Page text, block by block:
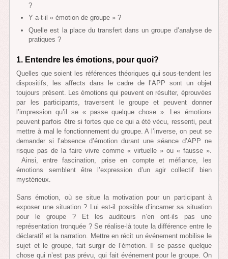
?
Y a-t-il « émotion de groupe » ?
Quelle est la place du transfert dans un groupe d’analyse de
pratiques ?
1. Entendre les émotions, pour quoi?
Quelles que soient les références théoriques qui sous-tendent les
dispositifs, les affects dans le cadre de l’APP sont un objet
toujours présent. Les émotions qui peuvent en résulter, éprouvées
par les participants, traversent le groupe et peuvent donner
l’impression qu’il se « passe quelque chose ». Les émotions
peuvent parfois être si fortes que ce qui a été vécu, ressenti, peut
mettre à mal le fonctionnement du groupe. A l’inverse, on peut se
demander si l’absence d’émotion durant une séance d’APP ne
risque pas de la faire vivre comme « virtuelle » ou « fausse ».
Ainsi, entre fascination, prise en compte et méfiance, les
émotions semblent être l’expression d’un agir collectif bien
mystérieux.
Sans émotion, où se situe la motivation pour un participant à
exposer une situation ? Lui est-il possible d’incarner sa situation
pour le groupe ? Et les auditeurs n’en ont-ils pas une
représentation tronquée ? Se réalise-là toute la différence entre le
déclaratif et la narration. Mettre en récit un événement mobilise le
sujet et le groupe, fait surgir de l’émotion. Il se passe quelque
chose qui n’est pas prévu, qui fait événement pour le groupe. On